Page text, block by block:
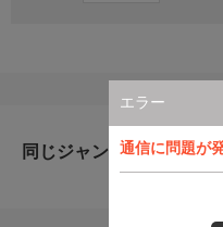
エラー
通信に問題が
同じジャンルのおすすめ